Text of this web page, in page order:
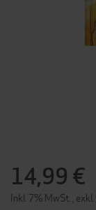
14,99 €
Inkl. 7% MwSt. exkl.